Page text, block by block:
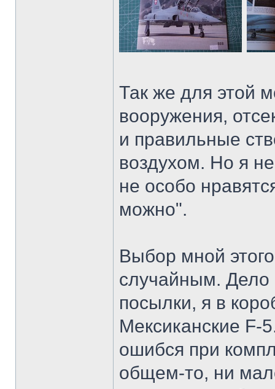
Так же для этой
вооружения,
и правильные
воздухом. Но я
не особо
можно".
Выбор мной
случайным. Дело
посылки, я в
Мексиканские F-
ошибся при
общем-то, ни